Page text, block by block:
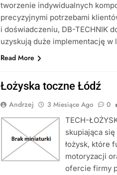
tworzenie indywidualnych
precyzyjnymi potrzebami
i doświadczeniu, DB-TECHNIK
uzyskują duże implementację w
Read More
Łożyska toczne Łódź
Andrzej 3 Miesiące Ago 0
TECH-
skupiająca
łożysk, które
motoryzacji
ofercie firmy